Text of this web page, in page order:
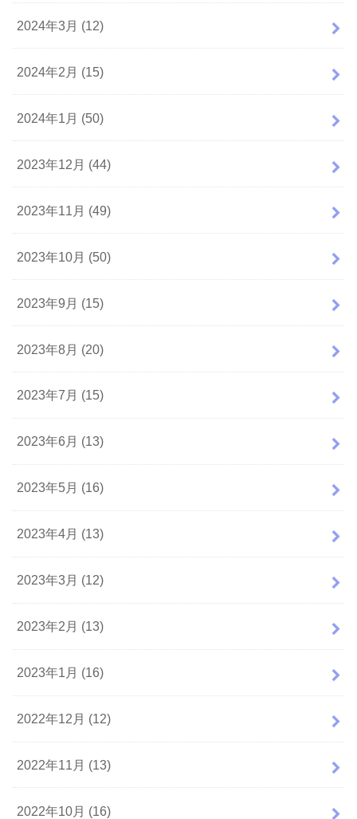
2024年3月 (12)
2024年2月 (15)
2024年1月 (50)
2023年12月 (44)
2023年11月 (49)
2023年10月 (50)
2023年9月 (15)
2023年8月 (20)
2023年7月 (15)
2023年6月 (13)
2023年5月 (16)
2023年4月 (13)
2023年3月 (12)
2023年2月 (13)
2023年1月 (16)
2022年12月 (12)
2022年11月 (13)
2022年10月 (16)